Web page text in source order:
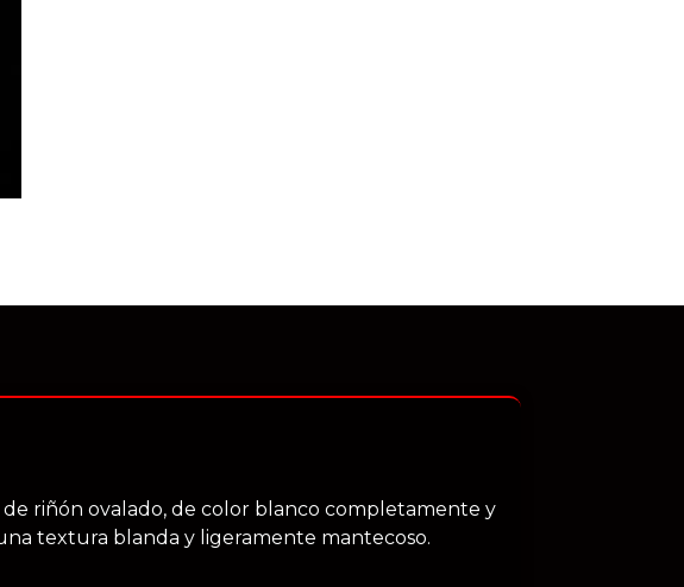
de riñón ovalado, de color blanco completamente y
textura blanda y ligeramente mantecoso.